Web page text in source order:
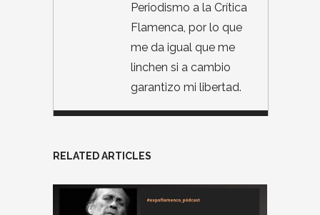
Periodismo a la Crítica
Flamenca, por lo que
me da igual que me
linchen si a cambio
garantizo mi libertad.
RELATED ARTICLES